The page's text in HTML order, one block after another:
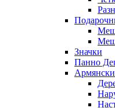
Значки
Панно